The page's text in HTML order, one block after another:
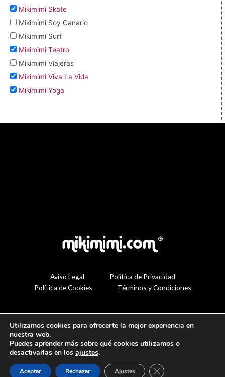
Mikimimi Skate
Mikimimi Soy Canario
Mikimimi Surf
Mikimimi Teatro
Mikimimi Viajeras
Mikimimi Viva La Vida
Mikimimi Yoga
Aviso Legal
Política de Privacidad
Política de Cookies
Términos y Condiciones
Utilizamos cookies para ofrecerte la mejor experiencia en
nuestra web.
Puedes aprender más sobre qué cookies utilizamos o
desactivarlas en los ajustes.
Aceptar Rechazar Ajustes Cerrar el banner de